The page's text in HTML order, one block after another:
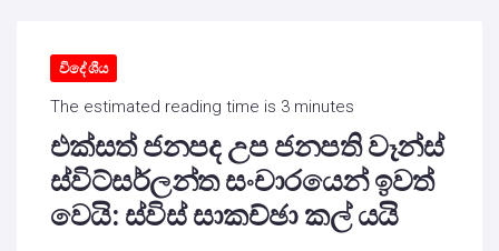
විදේශීය
The estimated reading time is 3 minutes
එක්සත් ජනපද උප ජනපති වෑන්ස්
ස්විට්සර්ලන්ත සංචාරයෙන් ඉවත්
වෙයි: ස්විස් සාකච්ඡා කල් යයි